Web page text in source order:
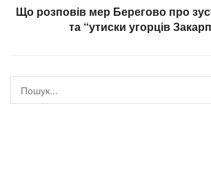
Що розповів мер Берегово про
та “утиски угорців